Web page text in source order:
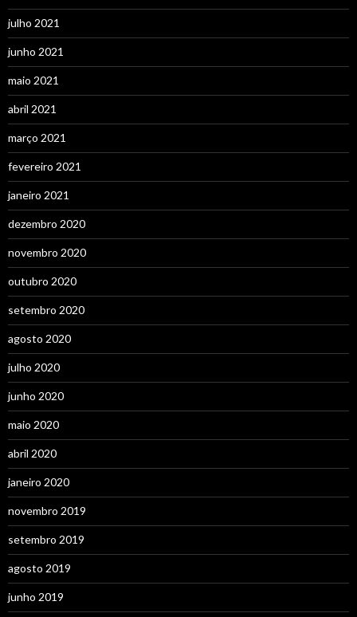
julho 2021
junho 2021
maio 2021
abril 2021
março 2021
fevereiro 2021
janeiro 2021
dezembro 2020
novembro 2020
outubro 2020
setembro 2020
agosto 2020
julho 2020
junho 2020
maio 2020
abril 2020
janeiro 2020
novembro 2019
setembro 2019
agosto 2019
junho 2019